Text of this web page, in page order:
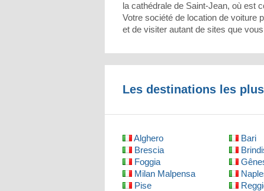
la cathédrale de Saint-Jean, où est
Votre société de location de voiture
et de visiter autant de sites que
Les destinations les
Alghero Bari
Brescia
Foggia
Milan Malpensa
Pise